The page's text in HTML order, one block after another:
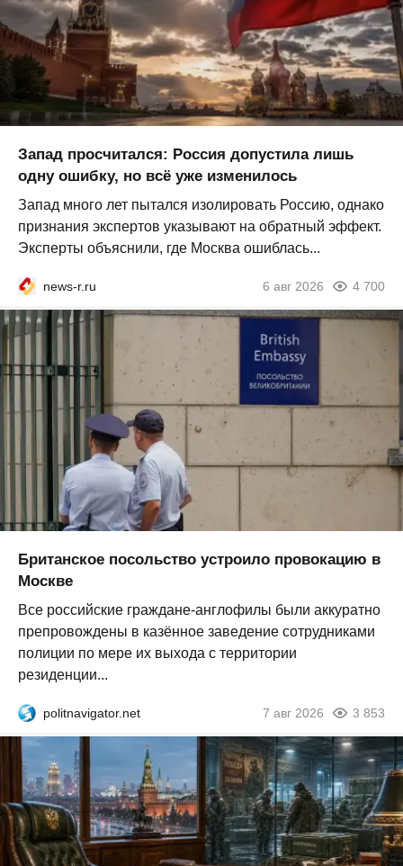
Запад просчитался: Россия допустила лишь
одну ошибку, но всё уже изменилось
Запад много лет пытался изолировать Россию, однако
признания экспертов указывают на обратный эффект.
Эксперты объяснили, где Москва ошиблась...
news-r.ru 6 авг 2026 4 700
Британское посольство устроило провокацию в
Москве
Все российские граждане-англофилы были аккуратно
препровождены в казённое заведение сотрудниками
полиции по мере их выхода с территории
резиденции...
politnavigator.net 7 авг 2026 3 853